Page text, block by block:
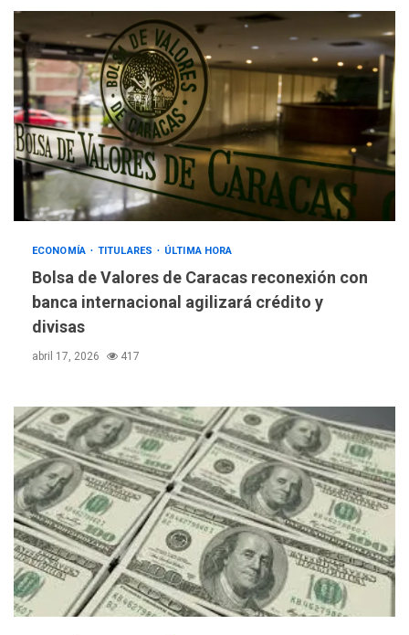
ECONOMÍA TITULARES ÚLTIMA HORA
Bolsa de Valores de Caracas reconexión con
banca internacional agilizará crédito y
divisas
abril 17, 2026 417